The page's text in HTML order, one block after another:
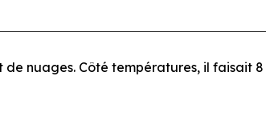
nuages. Côté températures, il faisait